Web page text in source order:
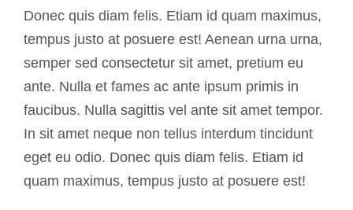
Donec quis diam felis. Etiam id quam maximus,
tempus justo at posuere est! Aenean urna urna,
semper sed consectetur sit amet, pretium eu
ante. Nulla et fames ac ante ipsum primis in
faucibus. Nulla sagittis vel ante sit amet tempor.
In sit amet neque non tellus interdum tincidunt
eget eu odio. Donec quis diam felis. Etiam id
quam maximus, tempus justo at posuere est!